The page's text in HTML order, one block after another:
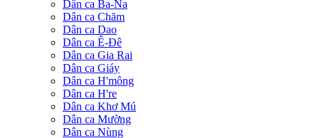
Dân ca Ba-Na
Dân ca Chăm
Dân ca Dao
Dân ca Ê-Đê
Dân ca Gia Rai
Dân ca Giáy
Dân ca H'mông
Dân ca H're
Dân ca Khơ Mú
Dân ca Mường
Dân ca Nùng